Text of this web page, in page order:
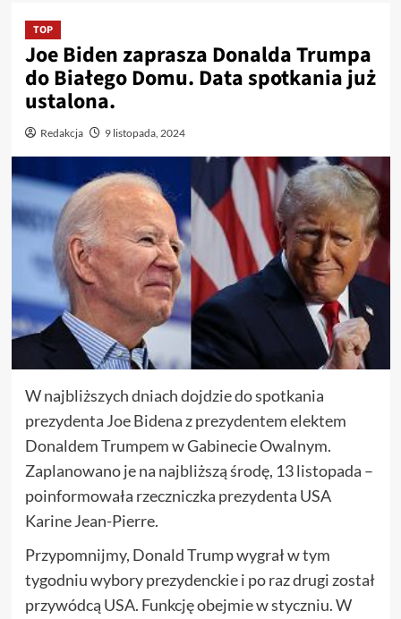
TOP
Joe Biden zaprasza Donalda Trumpa
do Białego Domu. Data spotkania już
ustalona.
Redakcja 9 listopada, 2024
W najbliższych dniach dojdzie do spotkania
prezydenta Joe Bidena z prezydentem elektem
Donaldem Trumpem w Gabinecie Owalnym.
Zaplanowano je na najbliższą środę, 13 listopada –
poinformowała rzeczniczka prezydenta USA
Karine Jean-Pierre.
Przypomnijmy, Donald Trump wygrał w tym
tygodniu wybory prezydenckie i po raz drugi został
przywódcą USA. Funkcję obejmie w styczniu. W